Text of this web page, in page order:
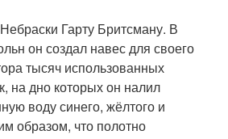
Гарту Бритсману. В
он создал навес для своего
тысяч использованных
на дно которых он налил
воду синего, жёлтого и
образом, что полотно